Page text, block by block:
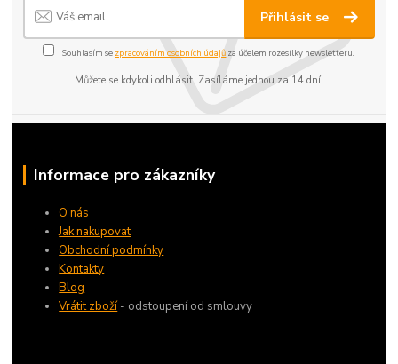
Přihlásit se
Souhlasím se zpracováním osobních údajů za účelem rozesílky newsletteru.
Můžete se kdykoli odhlásit. Zasíláme jednou za 14 dní.
Informace pro zákazníky
O nás
Jak nakupovat
Obchodní podmínky
Kontakty
Blog
Vrátit zboží- odstoupení od smlouvy